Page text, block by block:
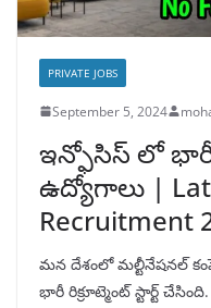
PRIVATE JOBS
September 5, 2024
ఇన్ఫోసిస్ లో
ఉద్యోగాలు |
Recruitment
మన దేశంలో మల్టీనేషనల్
భారీ రిక్రూట్మెంట్ స్టార్ట్